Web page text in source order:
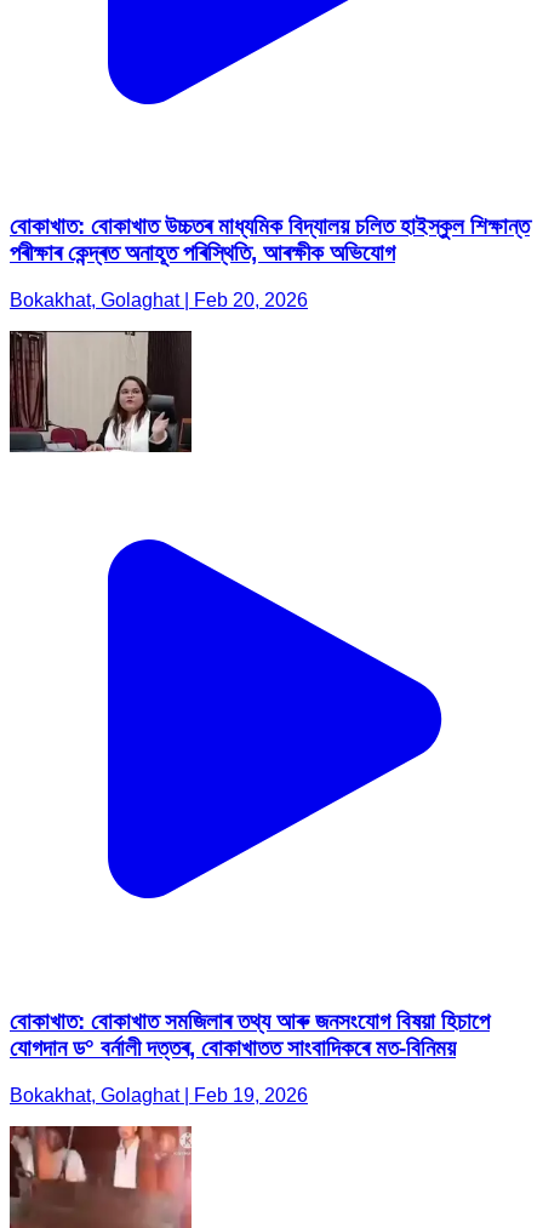
বোকাখাত: বোকাখাত উচ্চতৰ মাধ্যমিক বিদ্যালয় চলিত হাইস্কুল শিক্ষান্ত
পৰীক্ষাৰ কেন্দ্ৰত অনাহূত পৰিস্থিতি, আৰক্ষীক অভিযোগ
Bokakhat, Golaghat | Feb 20, 2026
বোকাখাত: বোকাখাত সমজিলাৰ তথ্য আৰু জনসংযোগ বিষয়া হিচাপে
যোগদান ড° বৰ্নালী দত্তৰ, বোকাখাতত সাংবাদিকৰে মত-বিনিময়
Bokakhat, Golaghat | Feb 19, 2026